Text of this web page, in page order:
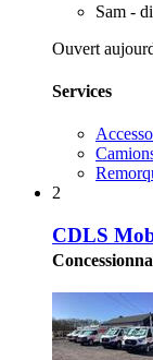
Sam -
Ouvert
Services
2
CDLS